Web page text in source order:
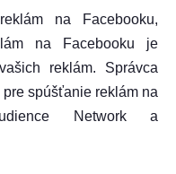
na Facebooku,
na Facebooku je
reklám. Správca
spúšťanie reklám na
Network a